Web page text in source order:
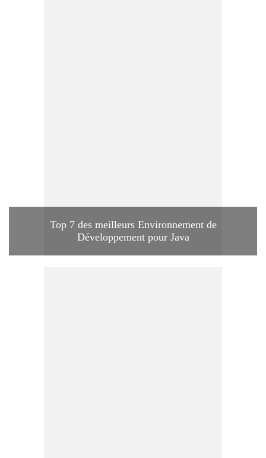
Top 7 des meilleurs Environnement de
Développement pour Java